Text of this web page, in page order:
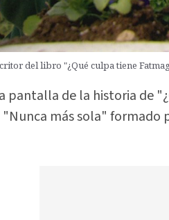
del libro "¿Qué culpa tiene
pantalla de la historia de
más sola" formado